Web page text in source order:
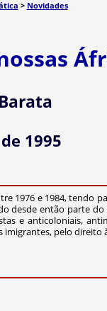
> Novidades
1995
1976 e 1984, tendo
desde então parte
e anticoloniais,
pelo